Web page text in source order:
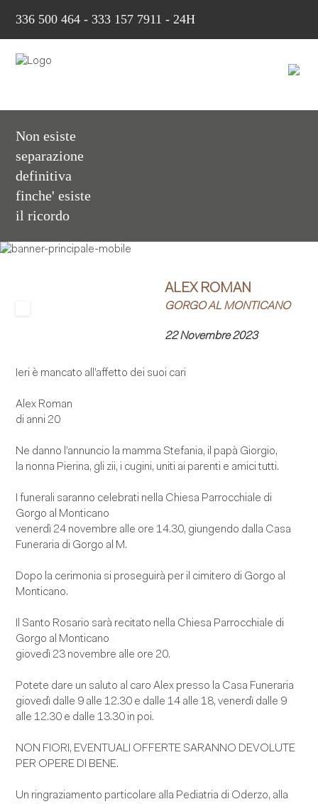
336 500 464 - 333 157 7911 - 24H
Non esiste
separazione
definitiva
finche' esiste
il ricordo
ALEX ROMAN
GORGO AL MONTICANO
22 Novembre 2023
Ieri è mancato all’affetto dei suoi cari
Alex Roman
di anni 20
Ne danno l’annuncio la mamma Stefania, il papà Giorgio,
la nonna Pierina, gli zii, i cugini, uniti ai parenti e amici tutti.
I funerali saranno celebrati nella Chiesa Parrocchiale di
Gorgo al Monticano
venerdì 24 novembre alle ore 14.30, giungendo dalla Casa
Funeraria di Gorgo al M.
Dopo la cerimonia si proseguirà per il cimitero di Gorgo al
Monticano.
Il Santo Rosario sarà recitato nella Chiesa Parrocchiale di
Gorgo al Monticano
giovedì 23 novembre alle ore 20.
Potete dare un saluto al caro Alex presso la Casa Funeraria
giovedì dalle 9 alle 12.30 e dalle 14 alle 18, venerdì dalle 9
alle 12.30 e dalle 13.30 in poi.
NON FIORI, EVENTUALI OFFERTE SARANNO DEVOLUTE
PER OPERE DI BENE.
Un ringraziamento particolare alla Pediatria di Oderzo, alla